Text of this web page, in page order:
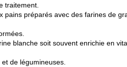
traitement.
préparés avec des farines de
blanche soit souvent enrichie en
de légumineuses.